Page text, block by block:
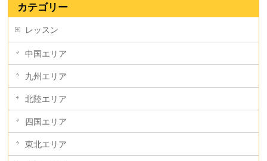
カテゴリー
レッスン
中国エリア
九州エリア
北陸エリア
四国エリア
東北エリア